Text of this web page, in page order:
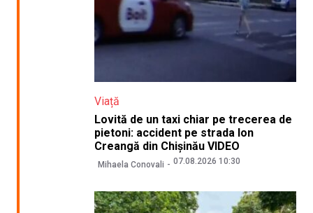
Viață
Lovită de un taxi chiar pe trecerea de
pietoni: accident pe strada Ion
Creangă din Chișinău VIDEO
Mihaela Conovali 07.08.2026 10:30